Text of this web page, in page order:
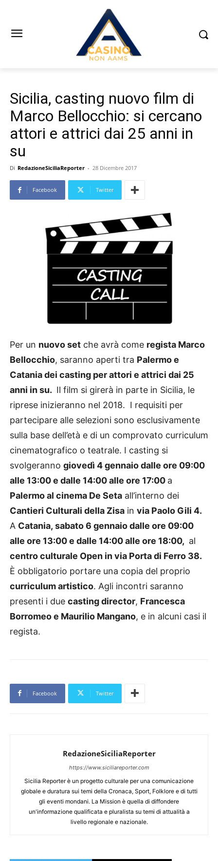
Sicilia, casting nuovo film di
Marco Bellocchio: si cercano
attori e attrici dai 25 anni in
su
Di RedazioneSiciliaReporter - 28 Dicembre 2017
Facebook Twitter
Per un nuovo set che avrà come regista Marco
Bellocchio, saranno aperti tra Palermo e
Catania dei casting per attori e attrici dai 25
anni in su. Il film si girerà in parte in Sicilia, le
riprese inizieranno nel 2018. I requisiti per
partecipare alle selezioni sono esclusivamente
sulla base dell’età e di un comprovato curriculum
cinematografico o teatrale. I casting si
svolgeranno giovedì 4 gennaio dalle ore 09:00
alle 13:00 e dalle 14:00 alle ore 17:00 a
Palermo al cinema De Seta all’interno dei
Cantieri Culturali della Zisa in via Paolo Gili 4.
A Catania, sabato 6 gennaio dalle ore 09:00
alle ore 13:00 e dalle 14:00 alle ore 18:00, al
centro culturale Open in via Porta di Ferro 38.
È obbligatorio portare una copia del proprio
curriculum artistico. Agli incontri saranno
presenti i due casting director, Francesca
Borromeo e Maurilio Mangano, e in alcuni casi il
regista.
Facebook Twitter
RedazioneSiciliaReporter
https://www.siciliareporter.com
Sicilia Reporter è un progetto culturale per una comunicazione
globale e duratura sui temi della Cronaca, Sport, Folklore e di tutti
gli eventi mondani. La Mission è quella di diffondere
un'informazione qualificata e pluralista su temi di attualità a
livello regionale e nazionale.